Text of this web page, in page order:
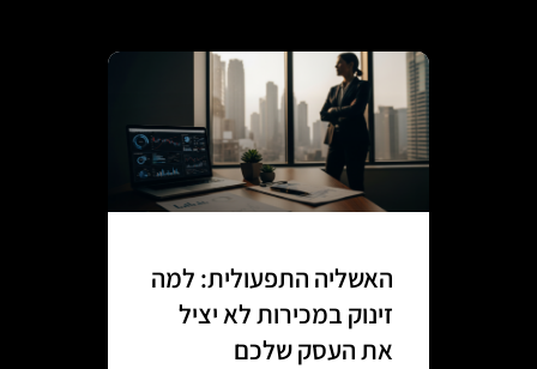
האשליה התפעולית: למה
זינוק במכירות לא יציל
את העסק שלכם